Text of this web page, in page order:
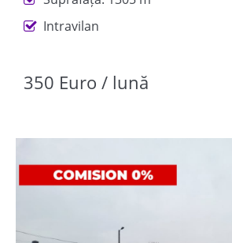
Intravilan
350 Euro / lună